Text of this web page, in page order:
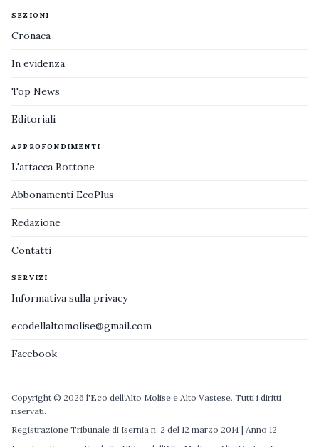
SEZIONI
Cronaca
In evidenza
Top News
Editoriali
APPROFONDIMENTI
L'attacca Bottone
Abbonamenti EcoPlus
Redazione
Contatti
SERVIZI
Informativa sulla privacy
ecodellaltomolise@gmail.com
Facebook
Copyright © 2026 l'Eco dell'Alto Molise e Alto Vastese. Tutti i diritti
riservati.
Registrazione Tribunale di Isernia n. 2 del 12 marzo 2014 | Anno 12